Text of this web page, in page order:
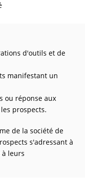
d'outils et de
manifestant un
ou réponse aux
prospects.
de la société de
s'adressant à
leurs